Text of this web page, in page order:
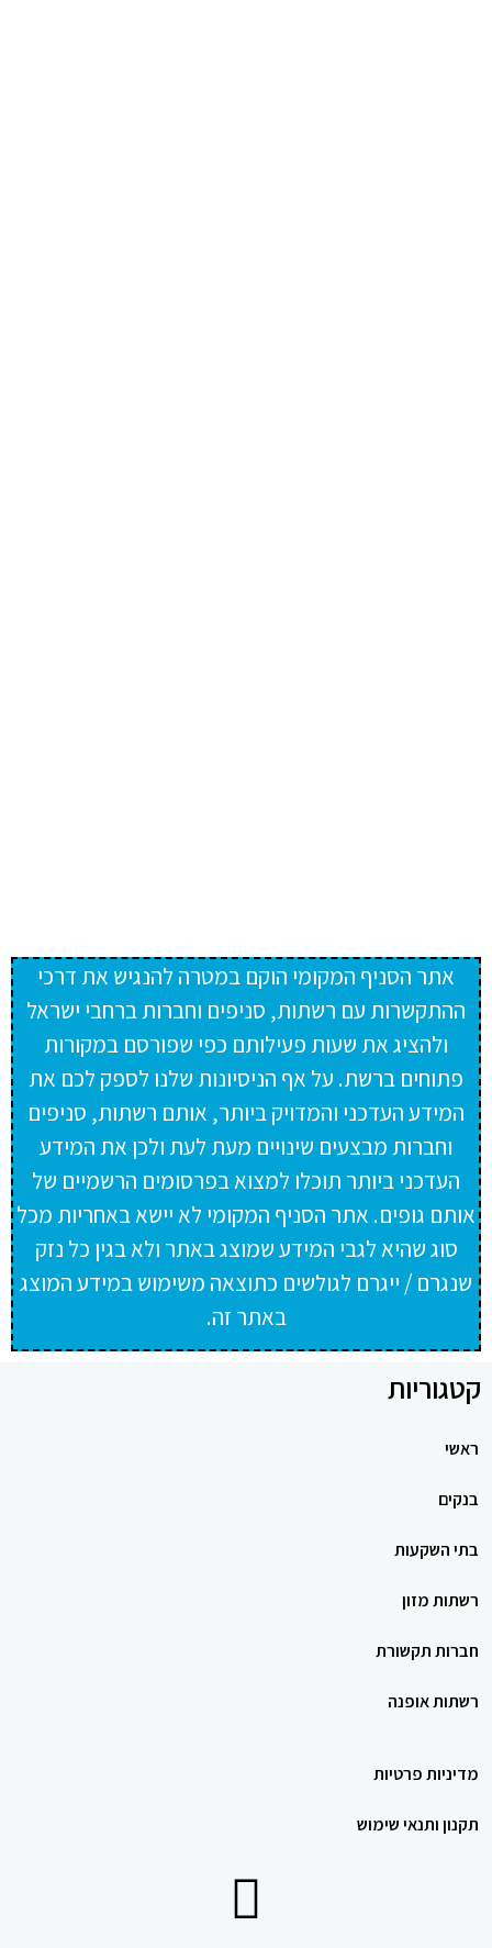
אתר הסניף המקומי הוקם במטרה להנגיש את דרכי
ההתקשרות עם רשתות, סניפים וחברות ברחבי ישראל
ולהציג את שעות פעילותם כפי שפורסם במקורות
פתוחים ברשת. על אף הניסיונות שלנו לספק לכם את
המידע העדכני והמדויק ביותר, אותם רשתות, סניפים
וחברות מבצעים שינויים מעת לעת ולכן את המידע
העדכני ביותר תוכלו למצוא בפרסומים הרשמיים של
אותם גופים. אתר הסניף המקומי לא יישא באחריות מכל
סוג שהיא לגבי המידע שמוצג באתר ולא בגין כל נזק
שנגרם / ייגרם לגולשים כתוצאה משימוש במידע המוצג
באתר זה.
קטגוריות
ראשי
בנקים
בתי השקעות
רשתות מזון
חברות תקשורת
רשתות אופנה
מדיניות פרטיות
תקנון ותנאי שימוש